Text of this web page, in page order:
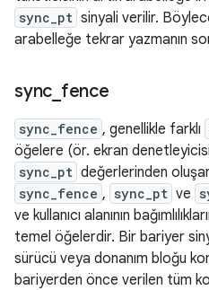
sync_pt sinyali verilir.
arabelleğe tekrar yazmanın
sync fence
sync_fence , genellikle farklı
öğelere (ör. ekran
sync_pt değerlerinden
sync_fence , sync_pt ve
ve kullanıcı alanının
temel öğelerdir. Bir bariyer
sürücü veya donanım bloğu
bariyerden önce verilen tüm